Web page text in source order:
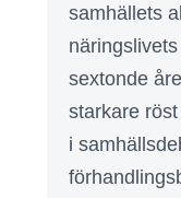
samhällets
sextonde
starkare
i